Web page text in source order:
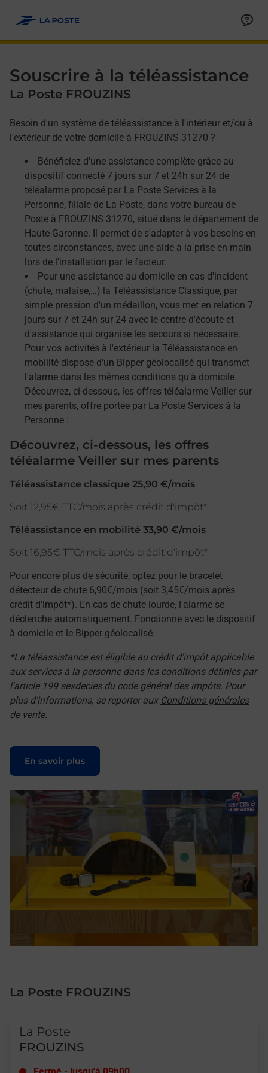
Souscrire à la téléassistance
La Poste FROUZINS
Besoin d'un système de téléassistance à l'intérieur et/ou à
l'extérieur de votre domicile à FROUZINS 31270 ?
Bénéficiez d'une assistance complète grâce au
dispositif connecté 7 jours sur 7 et 24h sur 24 de
téléalarme proposé par La Poste Services à la
Personne, filiale de La Poste, dans votre bureau de
Poste à FROUZINS 31270, situé dans le département de
Haute-Garonne. Il permet de s'adapter à vos besoins en
toutes circonstances, avec une aide à la prise en main
lors de l'installation par le facteur.
Pour une assistance au domicile en cas d'incident
(chute, malaise,…) la Téléassistance Classique, par
simple pression d'un médaillon, vous met en relation 7
jours sur 7 et 24h sur 24 avec le centre d'écoute et
d'assistance qui organise les secours si nécessaire.
Pour vos activités à l'extérieur la Téléassistance en
mobilité dispose d'un Bipper géolocalisé qui transmet
l'alarme dans les mêmes conditions qu'à domicile.
Découvrez, ci-dessous, les offres téléalarme Veiller sur
mes parents, offre portée par La Poste Services à la
Personne :
Découvrez, ci-dessous, les offres
téléalarme Veiller sur mes parents
Téléassistance classique 25,90 €/mois
Soit 12,95€ TTC/mois après crédit d'impôt*
Téléassistance en mobilité 33,90 €/mois
Soit 16,95€ TTC/mois après crédit d'impôt*
Pour encore plus de sécurité, optez pour le bracelet
détecteur de chute 6,90€/mois (soit 3,45€/mois après
crédit d'impôt*). En cas de chute lourde, l'alarme se
déclenche automatiquement. Fonctionne avec le dispositif
à domicile et le Bipper géolocalisé.
*La téléassistance est éligible au crédit d'impôt applicable
aux services à la personne dans les conditions définies par
l'article 199 sexdecies du code général des impôts. Pour
plus d'informations, se reporter aux Conditions générales
de vente.
En savoir plus
Le lien s'ouvre dans un nouvel onglet
La Poste FROUZINS
La Poste
FROUZINS